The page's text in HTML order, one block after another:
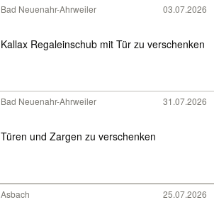
Bad Neuenahr-Ahrweiler 03.07.2026
Kallax Regaleinschub mit Tür zu verschenken
Bad Neuenahr-Ahrweiler 31.07.2026
Türen und Zargen zu verschenken
Asbach 25.07.2026